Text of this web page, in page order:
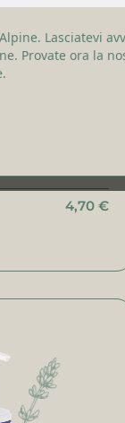
il viso
4,70 €
Lasciatevi
Provate ora la